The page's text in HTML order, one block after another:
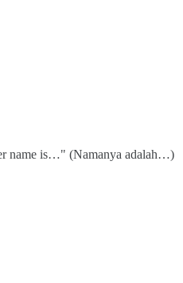
name is…" (Namanya adalah…)